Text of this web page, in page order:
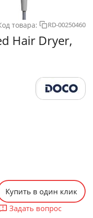
товара: RD-00250460
Hair Dryer,
Купить в один клик
Задать вопрос